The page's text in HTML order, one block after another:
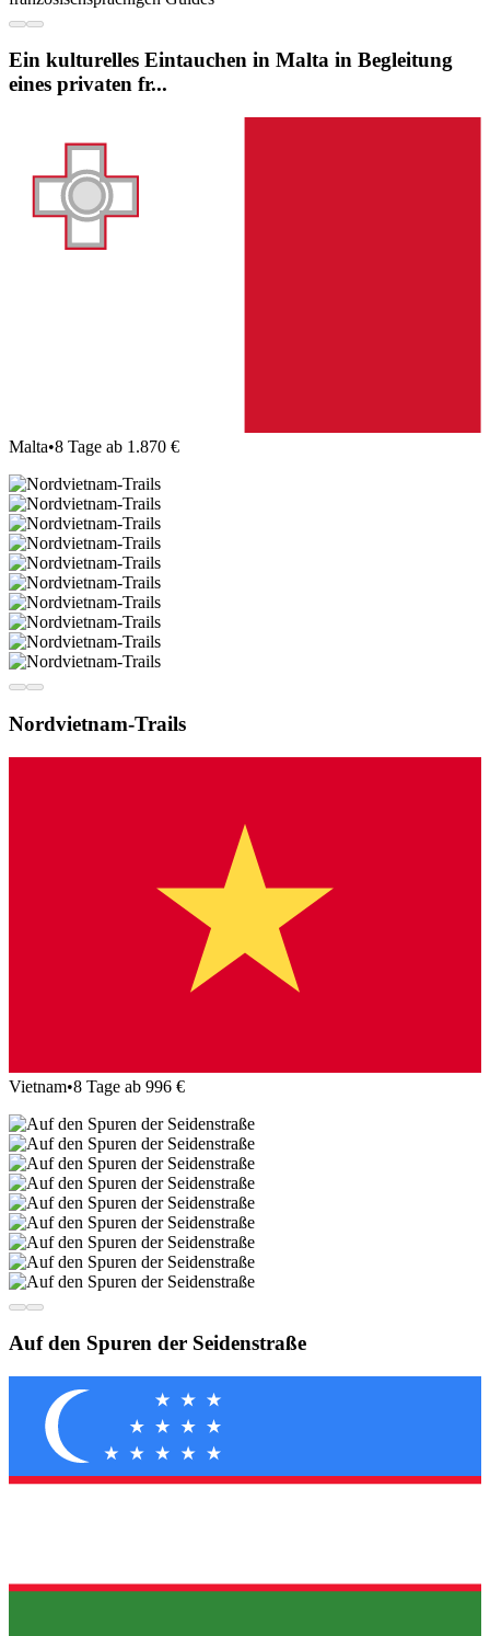
Ein kulturelles Eintauchen in Malta in Begleitung
eines privaten fr...
Malta•8 Tage ab 1.870 €
Nordvietnam-Trails
Vietnam•8 Tage ab 996 €
Auf den Spuren der Seidenstraße